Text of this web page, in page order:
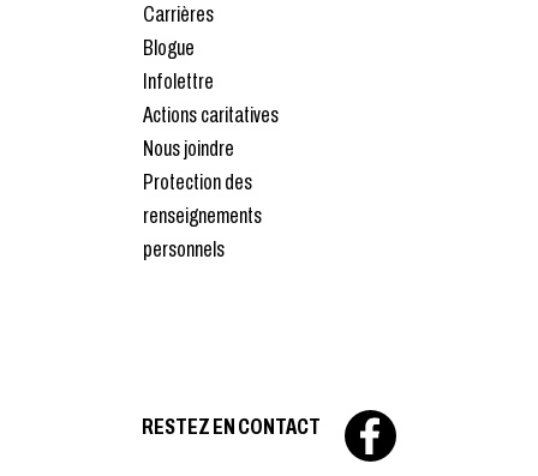
Carrières
Blogue
Infolettre
Actions caritatives
Nous joindre
Protection des
renseignements
personnels
RESTEZ EN CONTACT